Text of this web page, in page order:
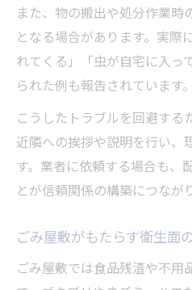
また、物の搬出や処分作業時
となる場合があります。実際
れてくる」「虫が自宅に入っ
られた例も報告されています。
こうしたトラブルを回避する
近隣への挨拶や説明を行い、
す。業者に依頼する場合も、
とが信頼関係の構築につなが
ごみ屋敷がもたらす衛生面
ごみ屋敷では食品残渣や不用